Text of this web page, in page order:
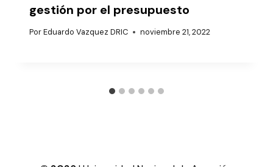
gestión por el presupuesto
PorEduardo Vazquez DRIC noviembre 21, 2022